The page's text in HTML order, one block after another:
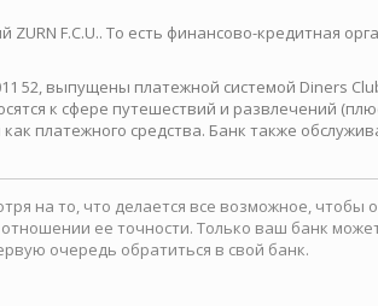
F.C.U.. То есть финансово-кредитная
выпущены платежной системой Diners
к сфере путешествий и развлечений
платежного средства. Банк также
на то, что делается все возможное, чтобы
ее точности. Только ваш банк
очередь обратиться в свой банк.